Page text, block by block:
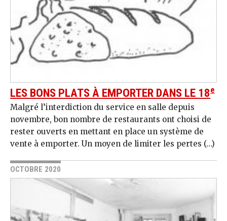
LES BONS PLATS À EMPORTER DANS LE 18e
Malgré l’interdiction du service en salle depuis
novembre, bon nombre de restaurants ont choisi de
rester ouverts en mettant en place un système de
vente à emporter. Un moyen de limiter les pertes (…)
OCTOBRE 2020